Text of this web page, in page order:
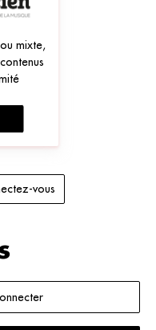
mixte,
vous